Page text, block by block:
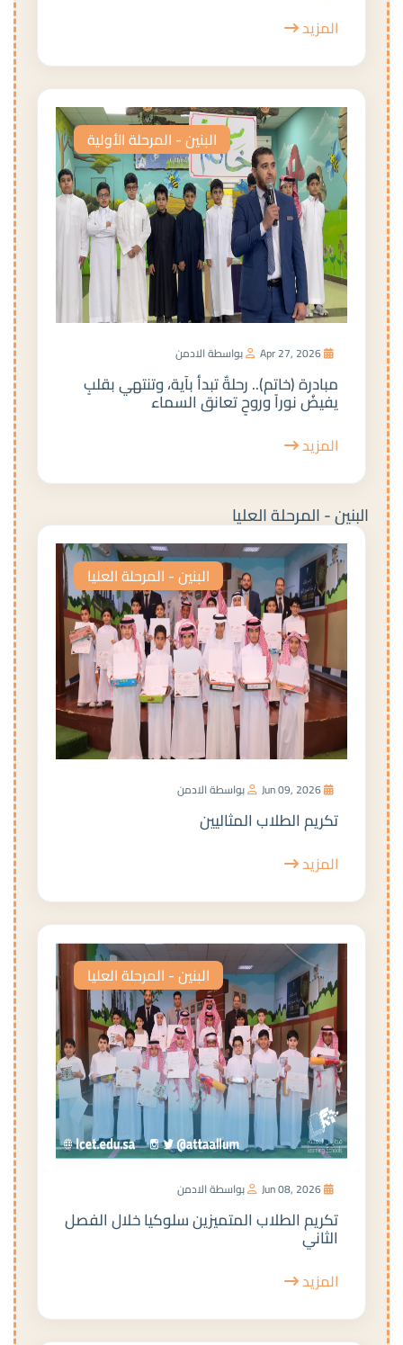
المزيد
البنين - المرحلة الأولية
بواسطة الادمن
مبادرة (خاتم).. رحلةٌ تبدأ بآية، وتنتهي بقلبٍ
يفيضُ نوراً وروحٍ تعانق السماء
المزيد
البنين - المرحلة العليا
البنين - المرحلة العليا
بواسطة الادمن
تكريم الطلاب المثاليين
المزيد
البنين - المرحلة العليا
بواسطة الادمن
تكريم الطلاب المتميزين سلوكيا خلال الفصل
الثاني
المزيد